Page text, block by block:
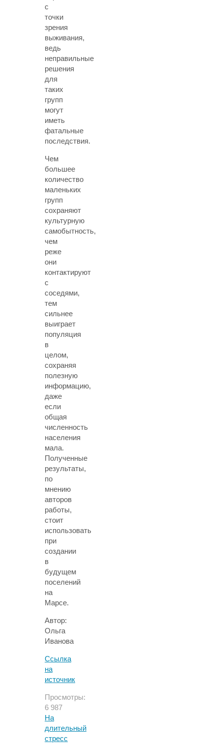
с
точки
зрения
выживания,
ведь
неправильные
решения
для
таких
групп
могут
иметь
фатальные
последствия.
Чем
большее
количество
маленьких
групп
сохраняют
культурную
самобытность,
чем
реже
они
контактируют
с
соседями,
тем
сильнее
выиграет
популяция
в
целом,
сохраняя
полезную
информацию,
даже
если
общая
численность
населения
мала.
Полученные
результаты,
по
мнению
авторов
работы,
стоит
использовать
при
создании
в
будущем
поселений
на
Марсе.
Автор:
Ольга
Иванова
Ссылка
на
источник
Просмотры:
6 987
На
длительный
стресс